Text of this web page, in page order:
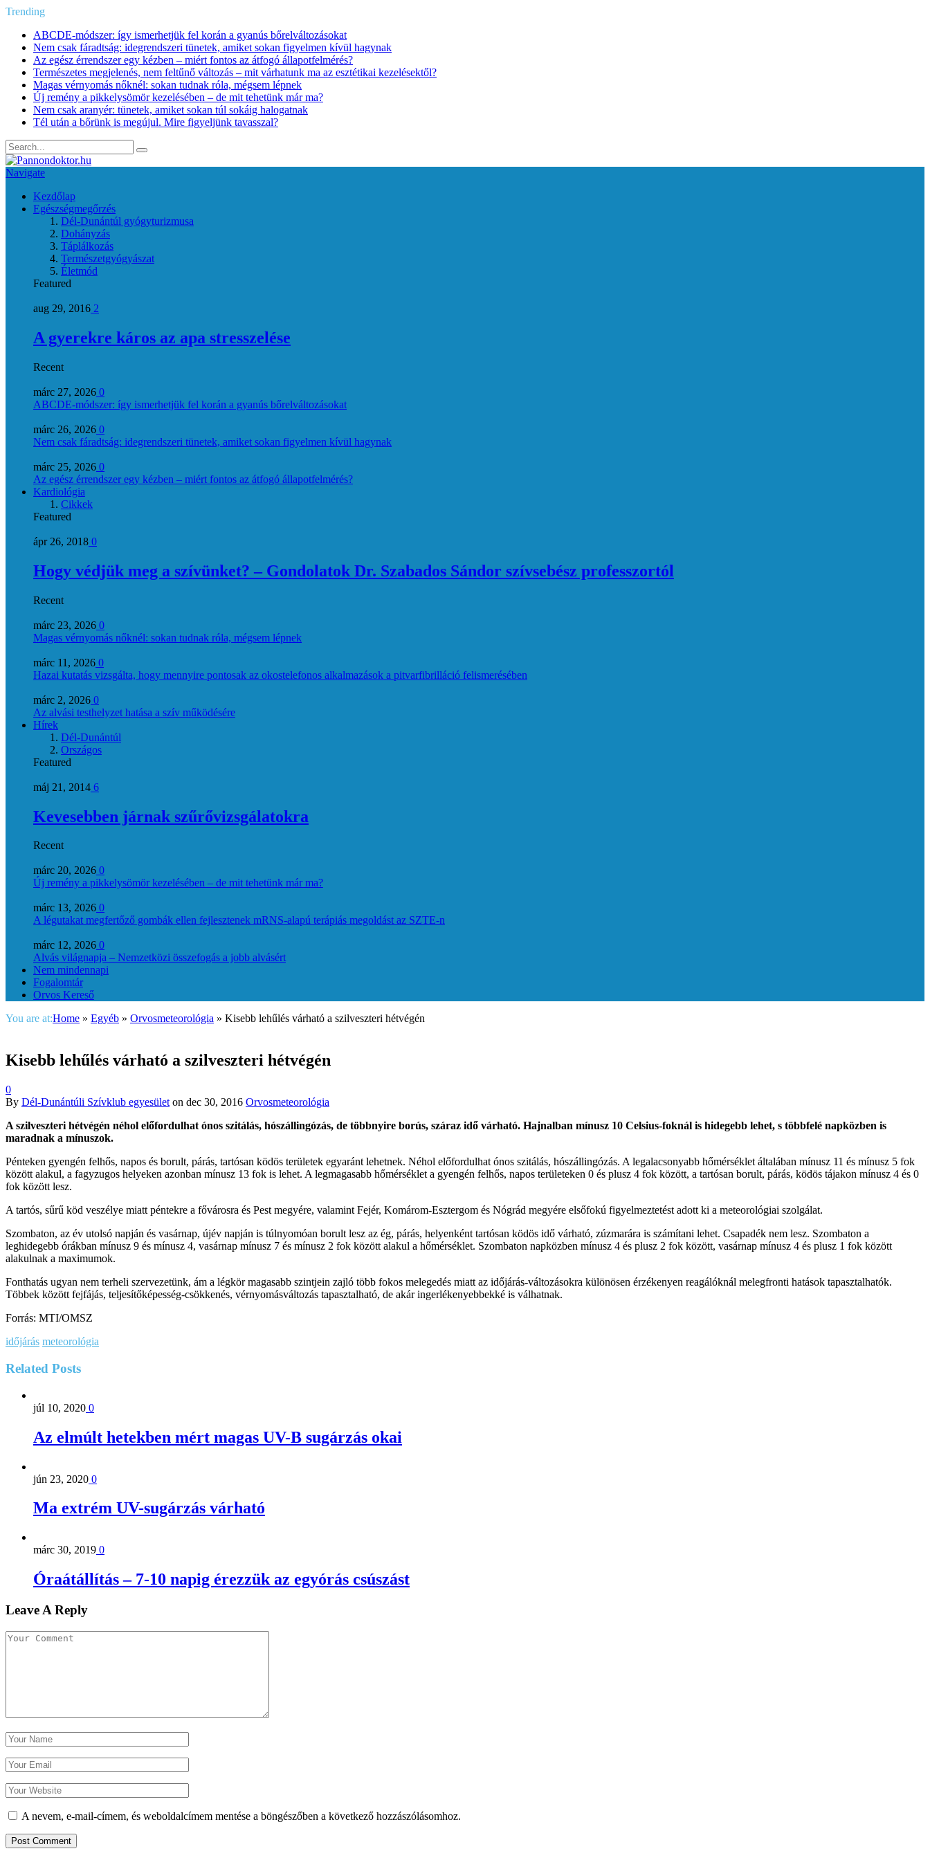
Trending
ABCDE‑módszer: így ismerhetjük fel korán a gyanús bőrelváltozásokat
Nem csak fáradtság: idegrendszeri tünetek, amiket sokan figyelmen kívül hagynak
Az egész érrendszer egy kézben – miért fontos az átfogó állapotfelmérés?
Természetes megjelenés, nem feltűnő változás – mit várhatunk ma az esztétikai kezelésektől?
Magas vérnyomás nőknél: sokan tudnak róla, mégsem lépnek
Új remény a pikkelysömör kezelésében – de mit tehetünk már ma?
Nem csak aranyér: tünetek, amiket sokan túl sokáig halogatnak
Tél után a bőrünk is megújul. Mire figyeljünk tavasszal?
Navigate
Kezdőlap
Egészségmegőrzés
Dél-Dunántúl gyógyturizmusa
Dohányzás
Táplálkozás
Természetgyógyászat
Életmód
Featured
aug 29, 2016 2
A gyerekre káros az apa stresszelése
Recent
márc 27, 2026 0
ABCDE‑módszer: így ismerhetjük fel korán a gyanús bőrelváltozásokat
márc 26, 2026 0
Nem csak fáradtság: idegrendszeri tünetek, amiket sokan figyelmen kívül hagynak
márc 25, 2026 0
Az egész érrendszer egy kézben – miért fontos az átfogó állapotfelmérés?
Kardiológia
Cikkek
Featured
ápr 26, 2018 0
Hogy védjük meg a szívünket? – Gondolatok Dr. Szabados Sándor szívsebész professzortól
Recent
márc 23, 2026 0
Magas vérnyomás nőknél: sokan tudnak róla, mégsem lépnek
márc 11, 2026 0
Hazai kutatás vizsgálta, hogy mennyire pontosak az okostelefonos alkalmazások a pitvarfibrilláció felismerésében
márc 2, 2026 0
Az alvási testhelyzet hatása a szív működésére
Hírek
Dél-Dunántúl
Országos
Featured
máj 21, 2014 6
Kevesebben járnak szűrővizsgálatokra
Recent
márc 20, 2026 0
Új remény a pikkelysömör kezelésében – de mit tehetünk már ma?
márc 13, 2026 0
A légutakat megfertőző gombák ellen fejlesztenek mRNS-alapú terápiás megoldást az SZTE-n
márc 12, 2026 0
Alvás világnapja – Nemzetközi összefogás a jobb alvásért
Nem mindennapi
Fogalomtár
Orvos Kereső
You are at:Home » Egyéb » Orvosmeteorológia » Kisebb lehűlés várható a szilveszteri hétvégén
Kisebb lehűlés várható a szilveszteri hétvégén
0
By Dél-Dunántúli Szívklub egyesület on dec 30, 2016 Orvosmeteorológia
A szilveszteri hétvégén néhol előfordulhat ónos szitálás, hószállingózás, de többnyire borús, száraz idő várható. Hajnalban mínusz 10 Celsius-foknál is hidegebb lehet, s többfelé napközben is
maradnak a mínuszok.
Pénteken gyengén felhős, napos és borult, párás, tartósan ködös területek egyaránt lehetnek. Néhol előfordulhat ónos szitálás, hószállingózás. A legalacsonyabb hőmérséklet általában mínusz 11 és mínusz 5 fok
között alakul, a fagyzugos helyeken azonban mínusz 13 fok is lehet. A legmagasabb hőmérséklet a gyengén felhős, napos területeken 0 és plusz 4 fok között, a tartósan borult, párás, ködös tájakon mínusz 4 és 0
fok között lesz.
A tartós, sűrű köd veszélye miatt péntekre a fővárosra és Pest megyére, valamint Fejér, Komárom-Esztergom és Nógrád megyére elsőfokú figyelmeztetést adott ki a meteorológiai szolgálat.
Szombaton, az év utolsó napján és vasárnap, újév napján is túlnyomóan borult lesz az ég, párás, helyenként tartósan ködös idő várható, zúzmarára is számítani lehet. Csapadék nem lesz. Szombaton a
leghidegebb órákban mínusz 9 és mínusz 4, vasárnap mínusz 7 és mínusz 2 fok között alakul a hőmérséklet. Szombaton napközben mínusz 4 és plusz 2 fok között, vasárnap mínusz 4 és plusz 1 fok között
alakulnak a maximumok.
Fonthatás ugyan nem terheli szervezetünk, ám a légkör magasabb szintjein zajló több fokos melegedés miatt az időjárás-változásokra különösen érzékenyen reagálóknál melegfronti hatások tapasztalhatók.
Többek között fejfájás, teljesítőképesség-csökkenés, vérnyomásváltozás tapasztalható, de akár ingerlékenyebbekké is válhatnak.
Forrás: MTI/OMSZ
időjárás meteorológia
Related Posts
júl 10, 2020 0
Az elmúlt hetekben mért magas UV-B sugárzás okai
jún 23, 2020 0
Ma extrém UV-sugárzás várható
márc 30, 2019 0
Óraátállítás – 7-10 napig érezzük az egyórás csúszást
Leave A Reply
A nevem, e-mail-címem, és weboldalcímem mentése a böngészőben a következő hozzászólásomhoz.